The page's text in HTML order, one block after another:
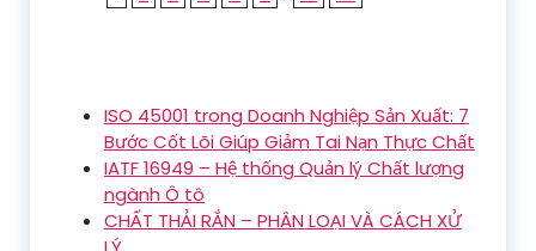
ISO 45001 trong Doanh Nghiệp Sản Xuất: 7
Bước Cốt Lõi Giúp Giảm Tai Nạn Thực Chất
IATF 16949 – Hệ thống Quản lý Chất lượng
ngành Ô tô
CHẤT THẢI RẮN – PHÂN LOẠI VÀ CÁCH XỬ